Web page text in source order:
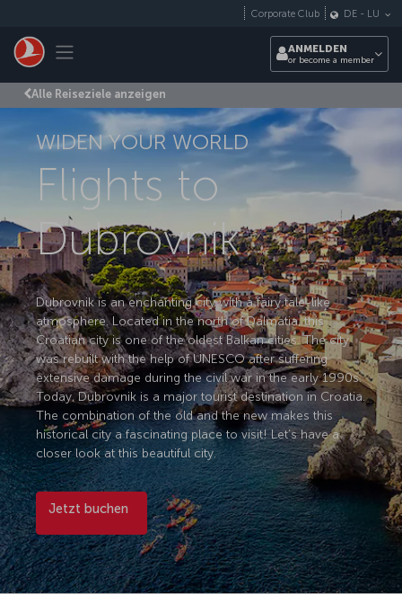
Toggle navigation
Corporate Club DE - LU
ANMELDEN
or become a member
Alle Reiseziele anzeigen
WIDEN YOUR WORLD
Flights to
Dubrovnik
Dubrovnik is an enchanting city with a fairy tale-like
atmosphere. Located in the north of Dalmatia, this
Croatian city is one of the oldest Balkan cities. The city
was rebuilt with the help of UNESCO after suffering
extensive damage during the civil war in the early 1990s.
Today, Dubrovnik is a major tourist destination in Croatia.
The combination of the old and the new makes this
historical city a fascinating place to visit! Let’s have a
closer look at this beautiful city.
Jetzt buchen